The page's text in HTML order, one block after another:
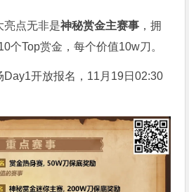
亮点无非是神秘赏金主赛事 ，拥
个Top赏金，每个价值10w刀。
Day1开放报名，11月19日02:30